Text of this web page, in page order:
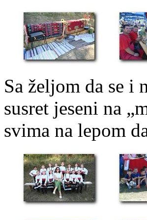
Sa željom da se i
susret jeseni na
svima na lepom